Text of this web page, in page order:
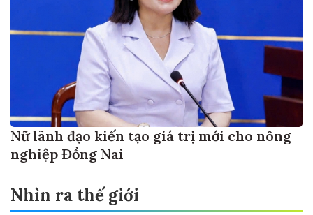
Nữ lãnh đạo kiến tạo giá trị mới cho nông
nghiệp Đồng Nai
Nhìn ra thế giới